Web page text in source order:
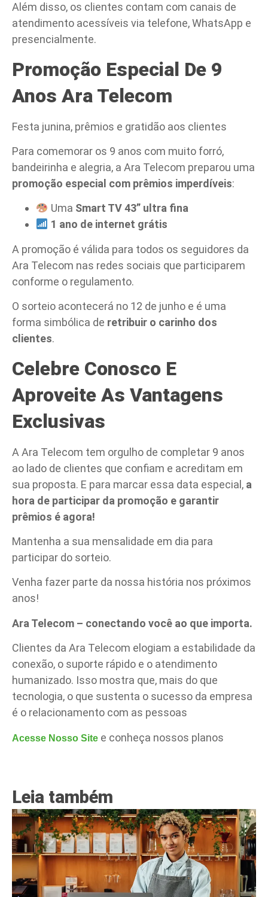
Além disso, os clientes contam com canais de
atendimento acessíveis via telefone, WhatsApp e
presencialmente.
Promoção Especial De 9
Anos Ara Telecom
Festa junina, prêmios e gratidão aos clientes
Para comemorar os 9 anos com muito forró,
bandeirinha e alegria, a Ara Telecom preparou uma
promoção especial com prêmios imperdíveis:
Uma Smart TV 43” ultra fina
1 ano de internet grátis
A promoção é válida para todos os seguidores da
Ara Telecom nas redes sociais que participarem
conforme o regulamento.
O sorteio acontecerá no 12 de junho e é uma
forma simbólica de retribuir o carinho dos
clientes.
Celebre Conosco E
Aproveite As Vantagens
Exclusivas
A Ara Telecom tem orgulho de completar 9 anos
ao lado de clientes que confiam e acreditam em
sua proposta. E para marcar essa data especial, a
hora de participar da promoção e garantir
prêmios é agora!
Mantenha a sua mensalidade em dia para
participar do sorteio.
Venha fazer parte da nossa história nos próximos
anos!
Ara Telecom – conectando você ao que importa.
Clientes da Ara Telecom elogiam a estabilidade da
conexão, o suporte rápido e o atendimento
humanizado. Isso mostra que, mais do que
tecnologia, o que sustenta o sucesso da empresa
é o relacionamento com as pessoas
Acesse Nosso Site e conheça nossos planos
Leia também